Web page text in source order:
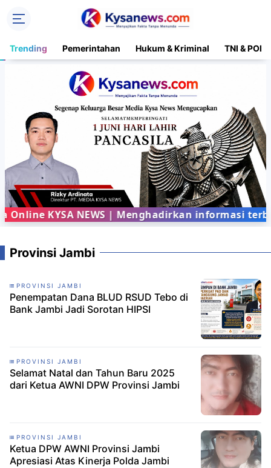
Trending Pemerintahan Hukum & Kriminal TNI &
KYSA NEWS | Menghadirkan informasi
Provinsi Jambi
PROVINSI JAMBI
Penempatan Dana BLUD RSUD Tebo di
Bank Jambi Jadi Sorotan HIPSI
PROVINSI JAMBI
Selamat Natal dan Tahun Baru 2025
dari Ketua AWNI DPW Provinsi Jambi
PROVINSI JAMBI
Ketua DPW AWNI Provinsi Jambi
Apresiasi Atas Kinerja Polda Jambi